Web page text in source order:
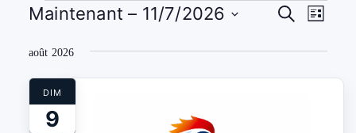
Évènements
et
Recherche
vues
Liste
Maintenant – 11/7/2026
une
date.
août 2026
DIM
9